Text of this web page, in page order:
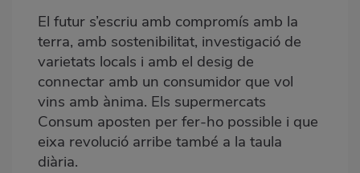
El futur s’escriu amb compromís amb la
terra, amb sostenibilitat, investigació de
varietats locals i amb el desig de
connectar amb un consumidor que vol
vins amb ànima. Els supermercats
Consum aposten per fer-ho possible i que
eixa revolució arribe també a la taula
diària.